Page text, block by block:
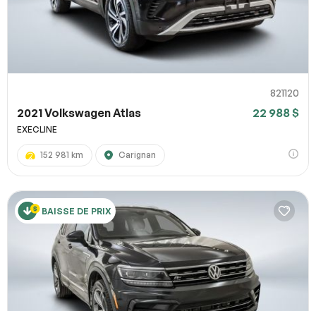
821120
2021 Volkswagen Atlas 22 988 $
EXECLINE
152 981 km Carignan
BAISSE DE PRIX